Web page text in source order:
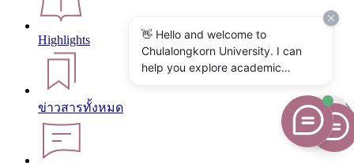
Highlights
ข่าวสารทั้งหมด
👋 Hello and welcome to
Chulalongkorn University. I can
help you explore academic